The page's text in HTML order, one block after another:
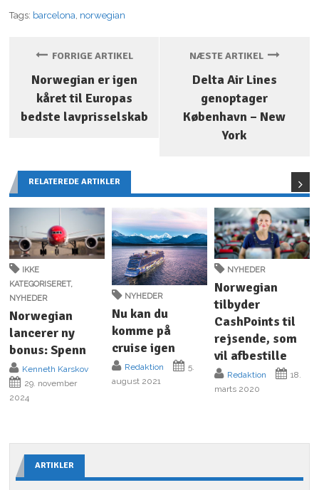
Tags: barcelona, norwegian
FORRIGE ARTIKEL
Norwegian er igen
kåret til Europas
bedste lavprisselskab
NÆSTE ARTIKEL
Delta Air Lines
genoptager
København – New
York
RELATEREDE ARTIKLER
IKKE
KATEGORISERET,
NYHEDER
Norwegian
lancerer ny
bonus: Spenn
Kenneth Karskov
29. november
2024
NYHEDER
Nu kan du
komme på
cruise igen
Redaktion
5.
august 2021
NYHEDER
Norwegian
tilbyder
CashPoints til
rejsende, som
vil afbestille
Redaktion
18.
marts 2020
ARTIKLER